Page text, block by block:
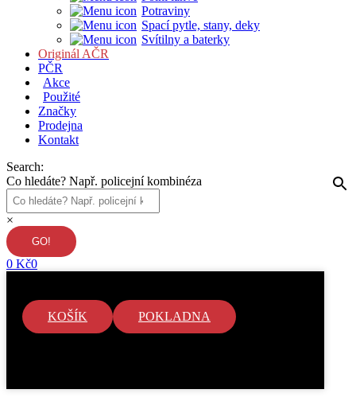
Potraviny
Spací pytle, stany, deky
Svítilny a baterky
Originál AČR
PČR
Akce
Použité
Značky
Prodejna
Kontakt
Search:
Co hledáte? Např. policejní kombinéza
×
0 Kč0
KOŠÍK POKLADNA